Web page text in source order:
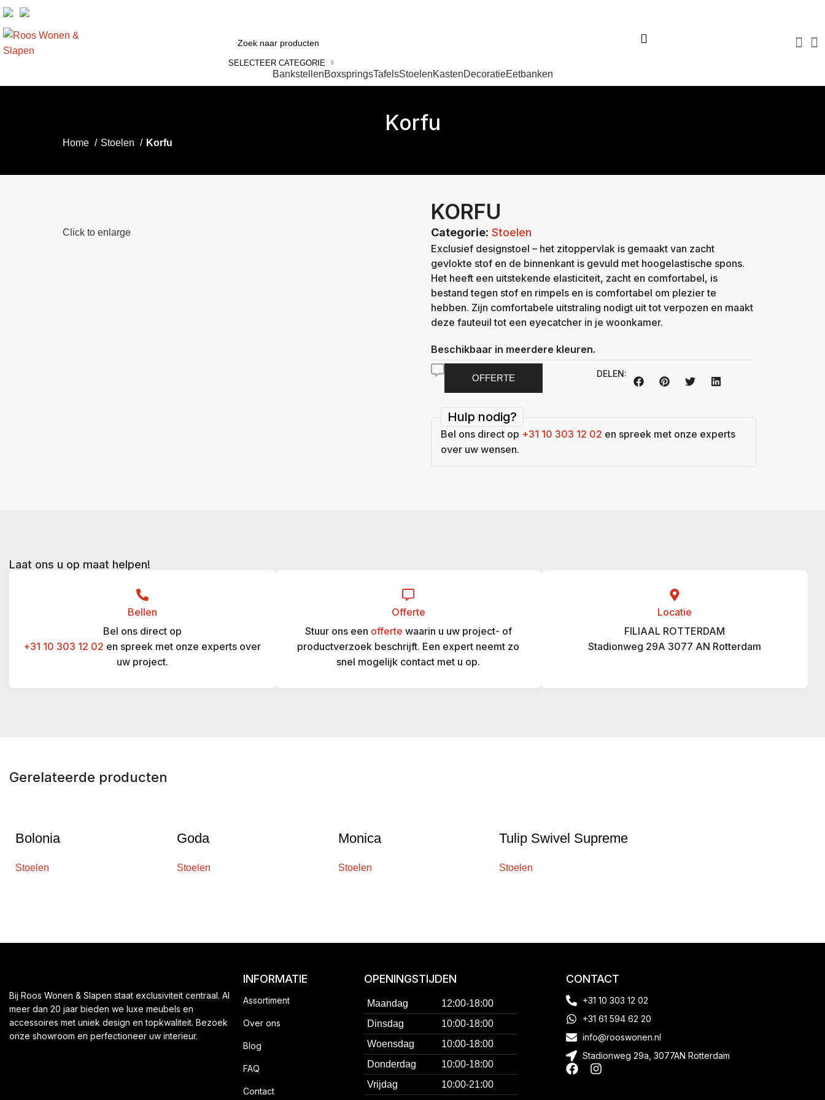
SELECTEER CATEGORIE
BankstellenBoxspringsTafelsStoelenKastenDecoratieEetbanken
Korfu
Home Stoelen Korfu
Click to enlarge
KORFU
Categorie: Stoelen
Exclusief designstoel – het zitoppervlak is gemaakt van zacht
gevlokte stof en de binnenkant is gevuld met hoogelastische spons.
Het heeft een uitstekende elasticiteit, zacht en comfortabel, is
bestand tegen stof en rimpels en is comfortabel om plezier te
hebben. Zijn comfortabele uitstraling nodigt uit tot verpozen en maakt
deze fauteuil tot een eyecatcher in je woonkamer.
Beschikbaar in meerdere kleuren.
OFFERTE DELEN:
Hulp nodig?
Bel ons direct op +31 10 303 12 02 en spreek met onze experts
over uw wensen.
Laat ons u op maat helpen!
Bellen
Bel ons direct op
+31 10 303 12 02 en spreek met onze experts over
uw project.
Offerte
Stuur ons een offerte waarin u uw project- of
productverzoek beschrijft. Een expert neemt zo
snel mogelijk contact met u op.
Locatie
FILIAAL ROTTERDAM
Stadionweg 29A 3077 AN Rotterdam
Gerelateerde producten
Bolonia
Stoelen
Goda
Stoelen
Monica
Stoelen
Tulip Swivel Supreme
Stoelen
Bij Roos Wonen & Slapen staat exclusiviteit centraal. Al
meer dan 20 jaar bieden we luxe meubels en
accessoires met uniek design en topkwaliteit. Bezoek
onze showroom en perfectioneer uw interieur.
INFORMATIE
Assortiment
Over ons
Blog
FAQ
Contact
OPENINGSTIJDEN
Maandag
12:00-18:00
Dinsdag
10:00-18:00
Woensdag
10:00-18:00
Donderdag
10:00-18:00
Vrijdag
10:00-21:00
CONTACT
+31 10 303 12 02
+31 61 594 62 20
info@rooswonen.nl
Stadionweg 29a, 3077AN Rotterdam